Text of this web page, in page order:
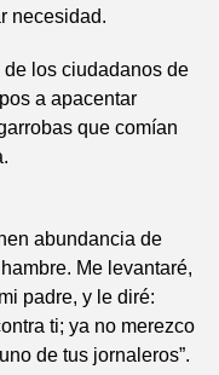
necesidad.
de los ciudadanos de
a apacentar
que comían
abundancia de
Me levantaré,
padre, y le diré:
ti; ya no merezco
de tus jornaleros”.